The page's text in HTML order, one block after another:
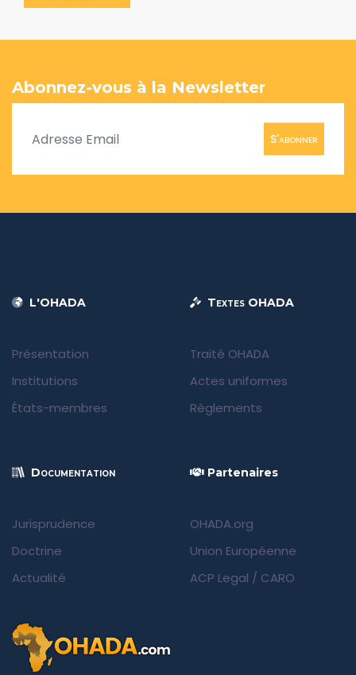
Abonnez-vous à la Newsletter
S'abonner
L'OHADA
Présentation
Institutions
États-membres
Textes OHADA
Traité OHADA
Actes uniformes
Règlements
Documentation
Jurisprudence
Doctrine
Actualité
Partenaires
OHADA.org
Union Européenne
ACP Legal / CARO